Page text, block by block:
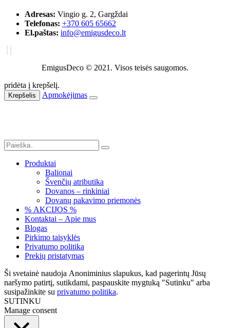
Adresas: Vingio g. 2, Gargždai
Telefonas: +370 605 65662
El.paštas: info@emigusdeco.lt
EmigusDeco © 2021. Visos teisės saugomos.
pridėta į krepšelį.
Krepšelis Apmokėjimas
Produktai
Balionai
Švenčių atributika
Dovanos – rinkiniai
Dovanų pakavimo priemonės
% AKCIJOS %
Kontaktai – Apie mus
Blogas
Pirkimo taisyklės
Privatumo politika
Prekių pristatymas
Ši svetainė naudoja Anoniminius slapukus, kad pagerintų Jūsų
naršymo patirtį, sutikdami, paspauskite mygtuką "Sutinku" arba
susipažinkite su privatumo politika.
SUTINKU
Manage consent